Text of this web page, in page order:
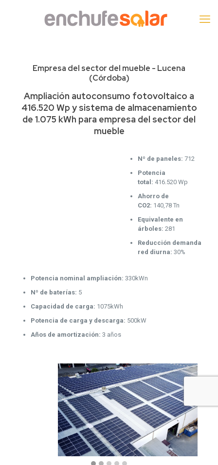
Empresa del sector del mueble - Lucena
(Córdoba)
Ampliación autoconsumo fotovoltaico a
416.520 Wp y sistema de almacenamiento
de 1.075 kWh para empresa del sector del
mueble
Nº de paneles: 712
Potencia
total: 416.520 Wp
Ahorro de
CO2: 140,78 Tn
Equivalente en
árboles: 281
Reducción demanda
red diurna: 30%
Potencia nominal ampliación: 330kWn
Nº de baterías: 5
Capacidad de carga: 1075kWh
Potencia de carga y descarga: 500kW
Años de amortización: 3 años